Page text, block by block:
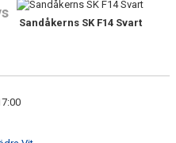
Sandåkerns SK F14 Svart